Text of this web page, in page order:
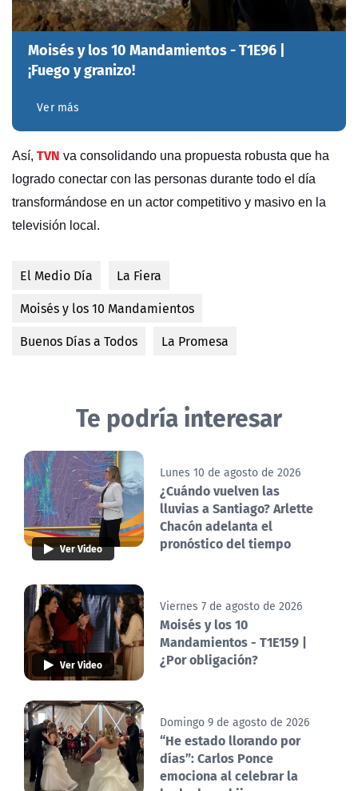
Moisés y los 10 Mandamientos - T1E96 |
¡Fuego y granizo!
Ver más
Así, TVN va consolidando una propuesta robusta que ha
logrado conectar con las personas durante todo el día
transformándose en un actor competitivo y masivo en la
televisión local.
El Medio Día
La Fiera
Moisés y los 10 Mandamientos
Buenos Días a Todos
La Promesa
Te podría interesar
Ver Video
Lunes 10 de agosto de 2026
¿Cuándo vuelven las
lluvias a Santiago? Arlette
Chacón adelanta el
pronóstico del tiempo
Ver Video
Viernes 7 de agosto de 2026
Moisés y los 10
Mandamientos - T1E159 |
¿Por obligación?
Domingo 9 de agosto de 2026
“He estado llorando por
días”: Carlos Ponce
emociona al celebrar la